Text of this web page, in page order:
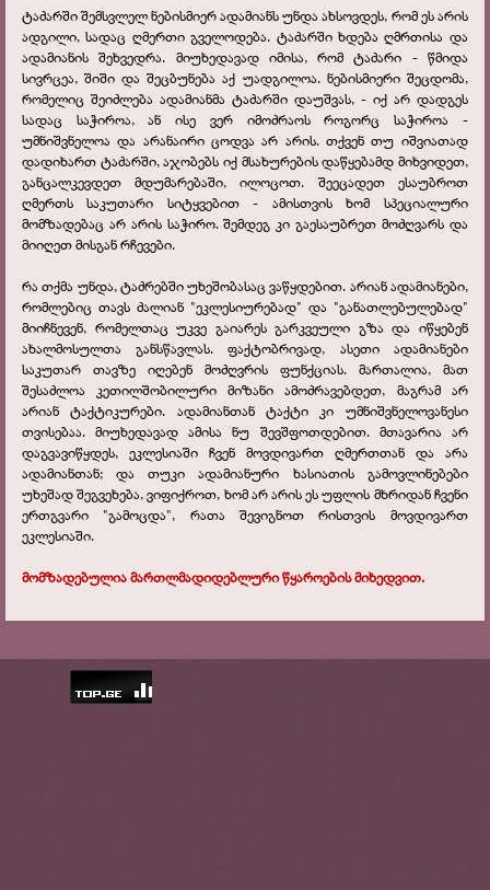
ტაძარში შემსვლელ ნებისმიერ ადამიანს უნდა ახსოვდეს, რომ ეს არის
ადგილი, სადაც ღმერთი გველოდება. ტაძარში ხდება ღმრთისა და
ადამიანის შეხვედრა. მიუხედავად იმისა, რომ ტაძარი - წმიდა
სივრცეა, შიში და შეცბუნება აქ უადგილოა. ნებისმიერი შეცდომა,
რომელიც შეიძლება ადამიანმა ტაძარში დაუშვას, - იქ არ დადგეს
სადაც საჭიროა, ან ისე ვერ იმოძრაოს როგორც საჭიროა -
უმნიშვნელოა და არანაირი ცოდვა არ არის. თქვენ თუ იშვიათად
დადიხართ ტაძარში, აჯობებს იქ მსახურების დაწყებამდ მიხვიდეთ,
განცალკევდეთ მდუმარებაში, ილოცოთ. შეეცადეთ ესაუბროთ
ღმერთს საკუთარი სიტყვებით - ამისთვის ხომ სპეციალური
მომზადებაც არ არის საჭირო. შემდეგ კი გაესაუბრეთ მოძღვარს და
მიიღეთ მისგან რჩევები.
რა თქმა უნდა, ტაძრებში უხეშობასაც ვაწყდებით. არიან ადამიანები,
რომლებიც თავს ძალიან "ეკლესიურებად" და "განათლებულებად"
მიიჩნევენ, რომელთაც უკვე გაიარეს გარკვეული გზა და იწყებენ
ახალმოსულთა განსწავლას. ფაქტობრივად, ასეთი ადამიანები
საკუთარ თავზე იღებენ მოძღვრის ფუნქციას. მართალია, მათ
შესაძლოა კეთილშობილური მიზანი ამოძრავებდეთ, მაგრამ არ
არიან ტაქტიკურები. ადამიანთან ტაქტი კი უმნიშვნელოვანესი
თვისებაა. მიუხედავად ამისა ნუ შევშფოთდებით. მთავარია არ
დაგვავიწყდეს, ეკლესიაში ჩვენ მოვდივართ ღმერთთან და არა
ადამიანთან; და თუკი ადამიანური ხასიათის გამოვლინებები
უხეშად შეგვეხება, ვიფიქროთ, ხომ არ არის ეს უფლის მხრიდან ჩვენი
ერთგვარი "გამოცდა", რათა შევიგნოთ რისთვის მოვდივართ
ეკლესიაში.
მომზადებულია მართლმადიდებლური წყაროების მიხედვით.